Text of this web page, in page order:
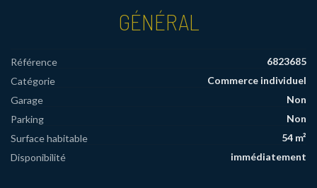
GÉNÉRAL
Référence
6823685
Catégorie
Commerce individuel
Garage
Non
Parking
Non
Surface habitable
54 m²
Disponibilité
immédiatement